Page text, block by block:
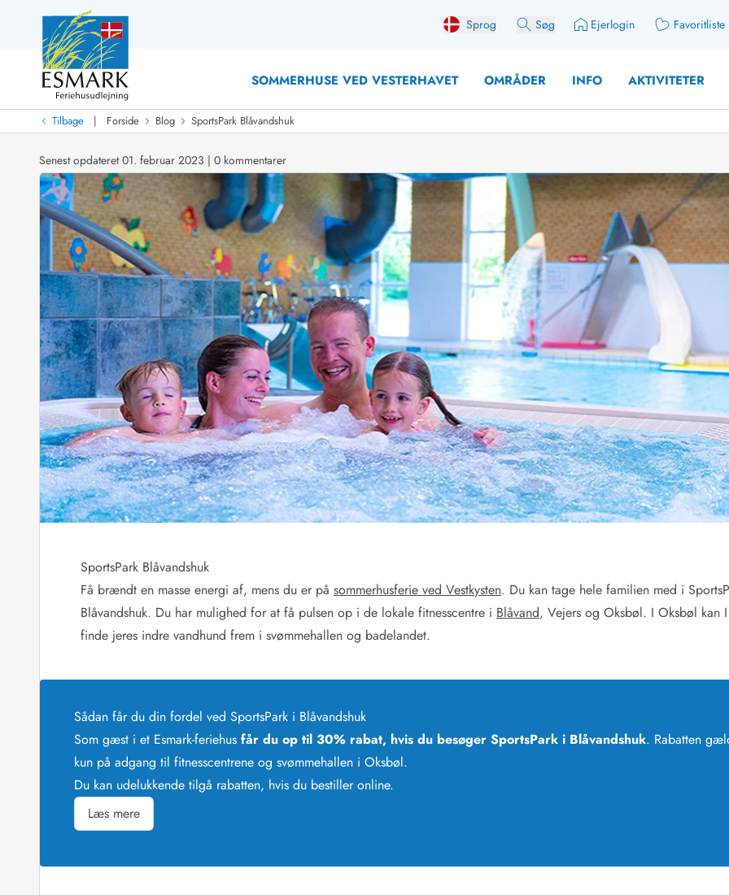
Sprog Søg Ejerlogin Favoritliste
SOMMERHUSE VED VESTERHAVET OMRÅDER INFO AKTIVITETER
Last Minute
Last minute
Nyheder
Nyheder hos EsmarkMed swimmingpoolSommerhuse med hund
Nyrenoverede sommerhuse
Sommerhuse med slutrengøring inklusive
Sommerhuse tæt ved vandet
Sommerhuse med internet
Nybyggede sommerhuse
Sommerhuse med sauna
Røgfrie/ikke-ryger sommerhuse
Sommerhuse med udsigt
Sommerhuse med spa
Sommerhuse med fredagsskift
Sommerhuse med lørdagsskift
Sommerhuse med søndagsskift
Sommerhuse med plads til fangsten
Sommerhuse med aktivitetsrum
Sommerhuse med ladestation (elbil)
Feriehuse med brændeovn
Luksussommerhuse
Sommerhuse med ydersæsonrabat
Sommerhuse for 2 personer
Sommerhuse for 4 Personer
Sommerhuse for 6 Personer
Sommerhuse for 8 Personer
Sommerhuse for 10
Sommerhuse for 12
Sommerhuse for 14
Store sommerhuse (for
Sommerhuse i
Sommerhuse i
Sommerhuse i
Sommerhuse i
Sommerhuse i juleferien
Sommerhuse til nytår
Sommerhuse i BjerregårdSommerhuse i BlåvandSommerhuse i Hvide SandeSommerhuse i Søndervig
Sommerhuse i Årgab
Sommerhuse i Arrild
Sommerhuse i Bjerregård
Sommerhuse i Fjand
Sommerhuse på Fanø
Sommerhuse i Grærup Strand
Sommerhuse i Haurvig
Sommerhuse i Henne Strand
Sommerhuse i Ho
Sommerhuse i Houstrup
Sommerhuse i Hvide Sande
Sommerhuse i Jegum
Sommerhuse i Klegod
Sommerhuse i Lodbjerg
Sommerhuse i Nr.
Sommerhuse på Rømø
Sommerhuse i Vedersø
Sommerhuse i Vejers
Praktiske informationer
Sommerhus ABC
Forbrugsafregning (Strøm, vand...)
Rengøring
Tilbage | Forside Blog SportsPark Blåvandshuk
Senest opdateret 01. februar 2023 | 0 kommentarer
SportsPark Blåvandshuk
Få brændt en masse energi af, mens du er på sommerhusferie ved Vestkysten. Du kan tage hele familien med i
Blåvandshuk. Du har mulighed for at få pulsen op i de lokale fitnesscentre i Blåvand, Vejers og Oksbøl. I Oksbøl kan I
finde jeres indre vandhund frem i svømmehallen og badelandet.
Sådan får du din fordel ved SportsPark i Blåvandshuk
Som gæst i et Esmark-feriehus får du op til 30% rabat, hvis du besøger SportsPark i Blåvandshuk. Rabatten
kun på adgang til fitnesscentrene og svømmehallen i Oksbøl.
Du kan udelukkende tilgå rabatten, hvis du bestiller online.
Læs mere